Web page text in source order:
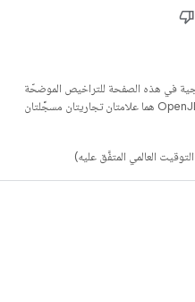
في هذه الصفحة للتراخيص الموضحّة
. إنّ Java وOpenJDK هما علامتان تجاريتان مسجَّلتان